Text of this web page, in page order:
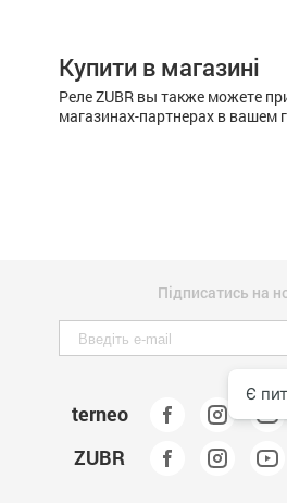
Купити в магазині
Реле ZUBR вы также можете
магазинах-партнерах в вашем
Підписатись на
terneo
ZUBR